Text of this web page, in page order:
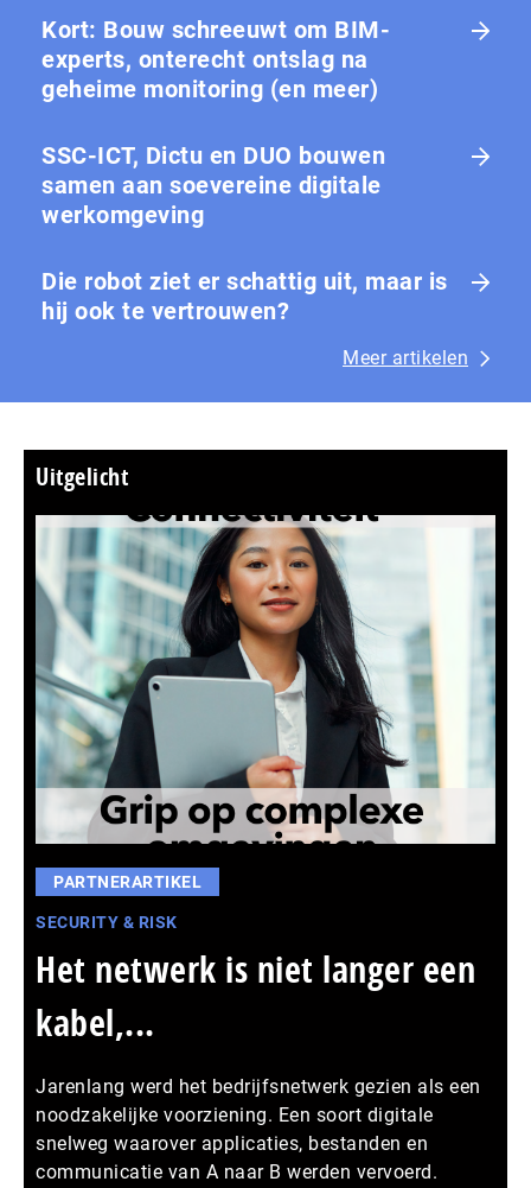
Kort: Bouw schreeuwt om BIM-
experts, onterecht ontslag na
geheime monitoring (en meer)
SSC-ICT, Dictu en DUO bouwen
samen aan soevereine digitale
werkomgeving
Die robot ziet er schattig uit, maar is
hij ook te vertrouwen?
Meer artikelen
Uitgelicht
PARTNERARTIKEL
SECURITY & RISK
Het netwerk is niet langer een
kabel,...
Jarenlang werd het bedrijfsnetwerk gezien als een
noodzakelijke voorziening. Een soort digitale
snelweg waarover applicaties, bestanden en
communicatie van A naar B werden vervoerd.